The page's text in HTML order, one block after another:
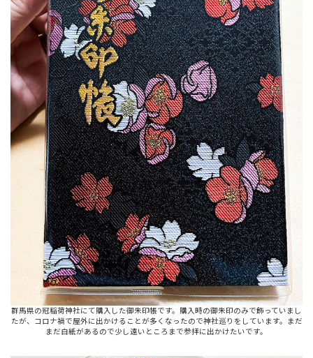
群馬県の冠稲荷神社にて購入した御朱印帳です。購入時の御朱印のみで飾っていまし
たが、コロナ禍で屋外に出かけることが多くなったので神社巡りをしています。まだ
まだ白紙があるので少し遠いところまで参拝に出かけたいです。